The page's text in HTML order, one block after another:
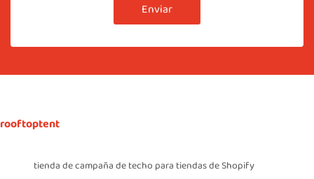
Enviar
rooftoptent
tienda de campaña de techo para tiendas de Shopify